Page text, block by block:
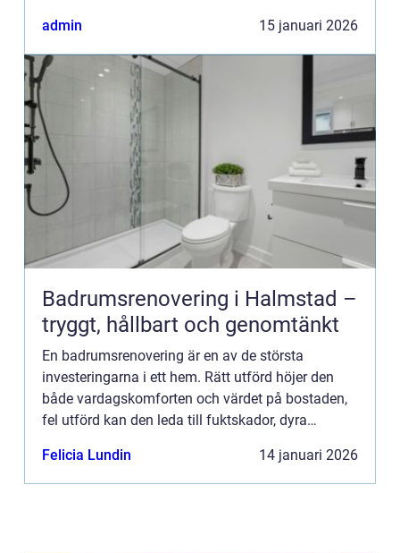
jämnare kvalit...
admin 15 januari 2026
Badrumsrenovering i Halmstad –
tryggt, hållbart och genomtänkt
En badrumsrenovering är en av de största
investeringarna i ett hem. Rätt utförd höjer den
både vardagskomforten och värdet på bostaden,
fel utförd kan den leda till fuktskador, dyra
Felicia Lundin 14 januari 2026